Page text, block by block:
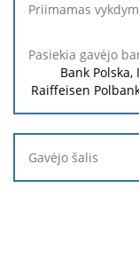
Bank
Raiffeisen